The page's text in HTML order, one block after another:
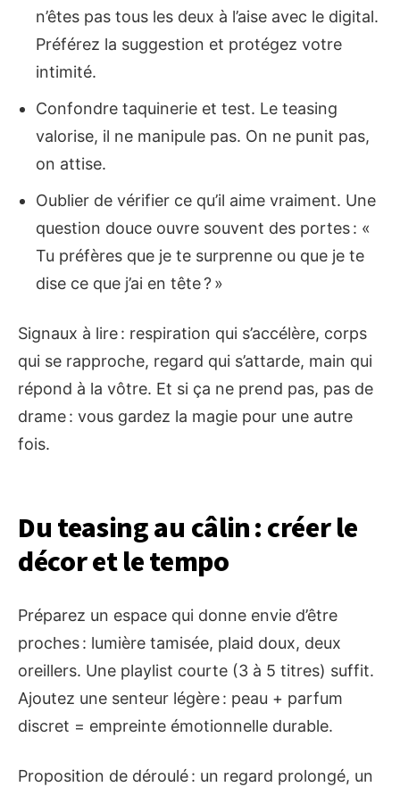
n’êtes pas tous les deux à l’aise avec le digital.
Préférez la suggestion et protégez votre
intimité.
Confondre taquinerie et test. Le teasing
valorise, il ne manipule pas. On ne punit pas,
on attise.
Oublier de vérifier ce qu’il aime vraiment. Une
question douce ouvre souvent des portes : «
Tu préfères que je te surprenne ou que je te
dise ce que j’ai en tête ? »
Signaux à lire : respiration qui s’accélère, corps
qui se rapproche, regard qui s’attarde, main qui
répond à la vôtre. Et si ça ne prend pas, pas de
drame : vous gardez la magie pour une autre
fois.
Du teasing au câlin : créer le
décor et le tempo
Préparez un espace qui donne envie d’être
proches : lumière tamisée, plaid doux, deux
oreillers. Une playlist courte (3 à 5 titres) suffit.
Ajoutez une senteur légère : peau + parfum
discret = empreinte émotionnelle durable.
Proposition de déroulé : un regard prolongé, un